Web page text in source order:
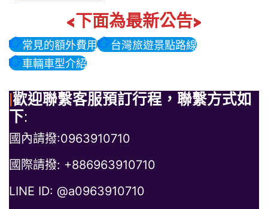
<下面為最新公告>
常見的額外費用
台灣旅遊景點路線
車輛車型介紹
歡迎聯繫客服預訂行程，聯繫方式如
下:
國內請撥:0963910710
國際請撥: +886963910710
LINE ID: @a0963910710